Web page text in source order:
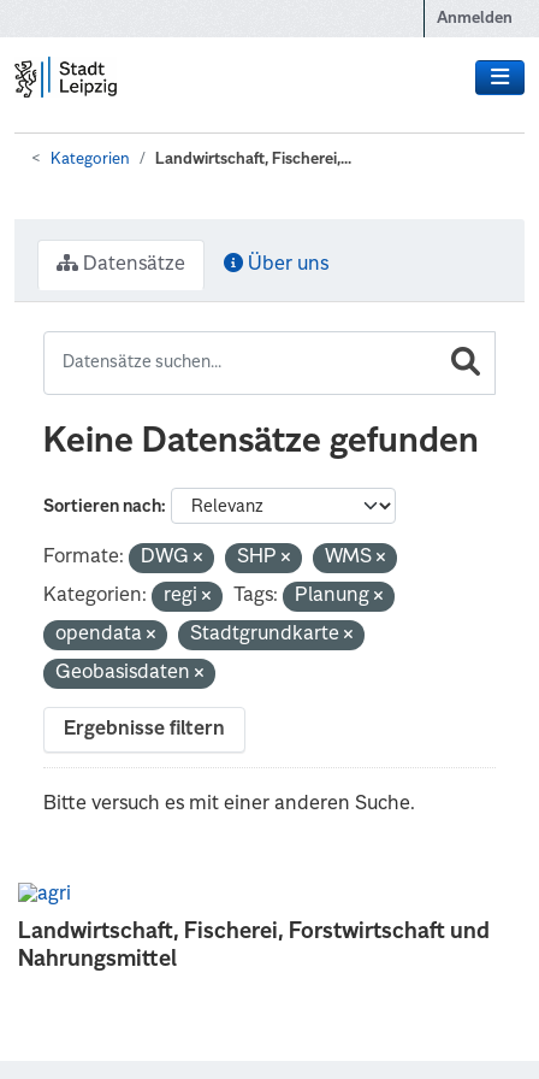
Anmelden
Kategorien Landwirtschaft, Fischerei,...
Landwirtschaft, Fischerei, Forstwirtschaft und
Nahrungsmittel
Datensätze Über uns
Keine Datensätze gefunden
Sortieren nach
Formate: DWG SHP
WMS
Kategorien:
regi Tags:
Planung
opendata
Stadtgrundkarte
Geobasisdaten
Ergebnisse filtern
Bitte versuch es mit einer anderen Suche.